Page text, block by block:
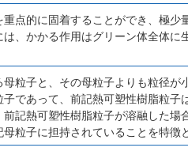
点的に固着することができ、極
、かかる作用はグリーン体全体
粒子と、その母粒子よりも粒径
であって、前記熱可塑性樹脂粒
記熱可塑性樹脂粒子が溶融した
粒子に担持されていることを特徴